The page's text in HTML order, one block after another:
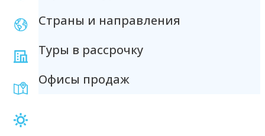
Страны и направления
Туры в рассрочку
Офисы продаж